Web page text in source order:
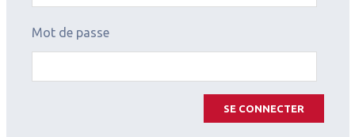
Mot de passe
SE CONNECTER